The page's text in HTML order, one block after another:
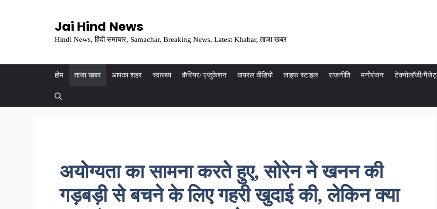
Jai Hind News
Hindi News, हिंदी समाचार, Samachar, Breaking News, Latest Khabar, ताजा खबर
होम ताजा खबर आपका शहर स्वास्थ्य कॅरियर/ एजुकेशन वायरल वीडियो लाइफ स्टाइल राजनीति मनोरंजन टेक्नाेलाॅजी/
अयोग्यता का सामना करते हुए, सोरेन ने खनन की
गड़बड़ी से बचने के लिए गहरी खुदाई की, लेकिन क्या